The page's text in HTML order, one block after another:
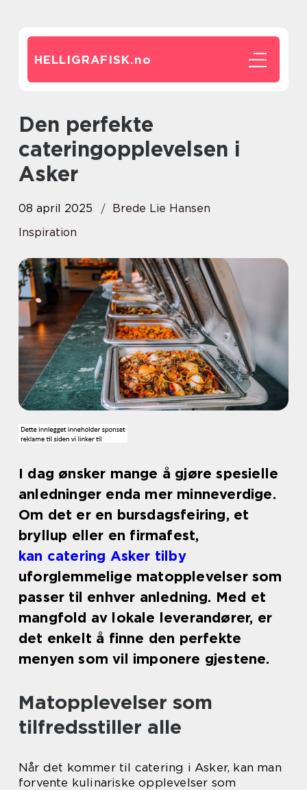
HELLIGRAFISK.no
Den perfekte
cateringopplevelsen i
Asker
08 april 2025
Brede Lie Hansen
Inspiration
I dag ønsker mange å gjøre spesielle
anledninger enda mer minneverdige.
Om det er en bursdagsfeiring, et
bryllup eller en firmafest,
kan catering Asker tilby
uforglemmelige matopplevelser som
passer til enhver anledning. Med et
mangfold av lokale leverandører, er
det enkelt å finne den perfekte
menyen som vil imponere gjestene.
Matopplevelser som
tilfredsstiller alle
Når det kommer til catering i Asker, kan man
forvente kulinariske opplevelser som